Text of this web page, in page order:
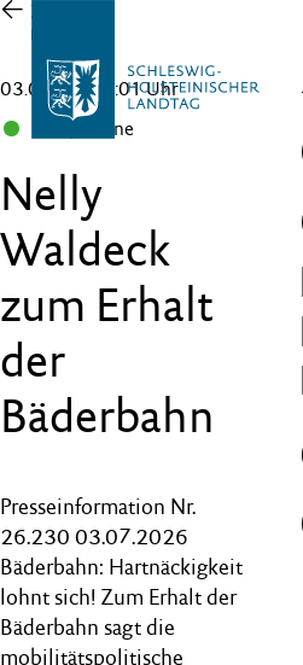
Zur
Übersicht
03.07.26 , 14:01 Uhr
B 90/Grüne
Nelly
Waldeck
zum Erhalt
der
Bäderbahn
Presseinformation Nr.
26.230 03.07.2026
Bäderbahn: Hartnäckigkeit
lohnt sich! Zum Erhalt der
Bäderbahn sagt die
mobilitätspolitische